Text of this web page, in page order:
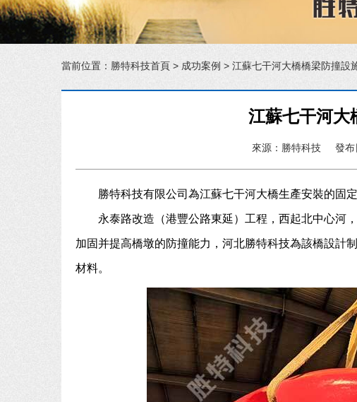
當前位置： 勝特科技首頁 > 成功案例 > 江蘇七干河大橋橋梁防撞設
江蘇七干河大
來源：勝特科技 發
勝特科技有限公司為江蘇七干河大橋生產安裝的固
永泰路改造（港豐公路東延）工程，西起北中心河
加固并提高橋墩的防撞能力，河北勝特科技為該橋設計
材料。